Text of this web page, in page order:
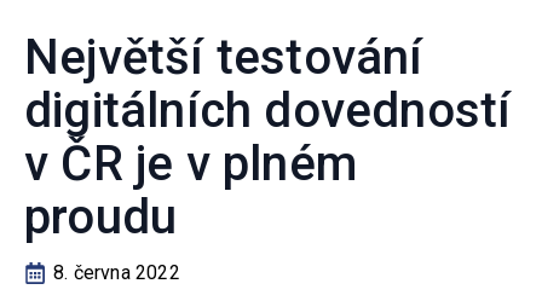
Největší testování
digitálních dovedností
v ČR je v plném
proudu
8. června 2022